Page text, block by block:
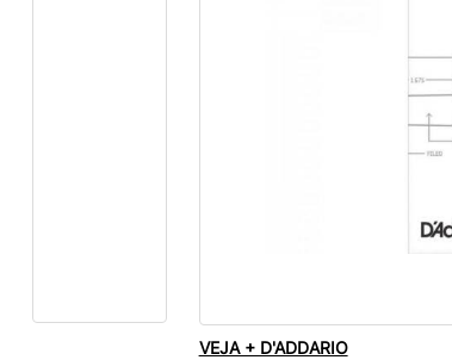
VEJA + D'ADDARIO